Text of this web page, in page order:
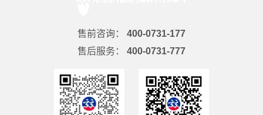
售前咨询：
400-0731-177
售后服务：
400-0731-777